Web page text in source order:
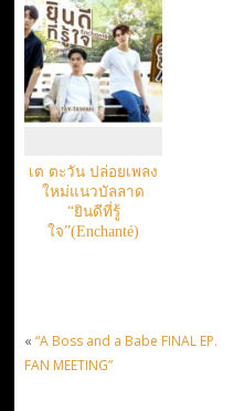
THAILAND”
เต ตะวัน ปล่อยเพลง
ใหม่แนวบัลลาด
“ยินดีที่รู้
ใจ”(Enchanté)
« “A Boss and a Babe FINAL EP.
FAN MEETING”